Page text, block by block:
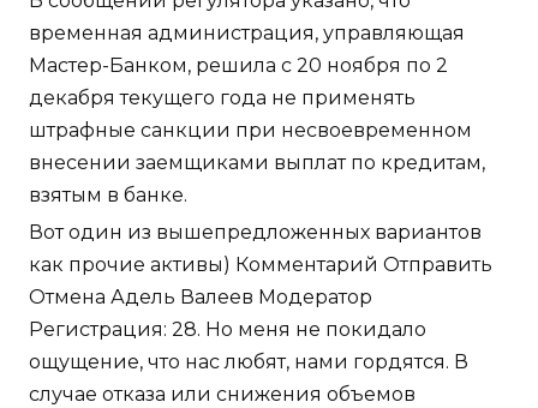
временная администрация, управляющая
Мастер-Банком, решила с 20 ноября по 2
декабря текущего года не применять
штрафные санкции при несвоевременном
внесении заемщиками выплат по кредитам,
взятым в банке.
Вот один из вышепредложенных вариантов
как прочие активы) Комментарий Отправить
Отмена Адель Валеев Модератор
Регистрация: 28. Но меня не покидало
ощущение, что нас любят, нами гордятся. В
случае отказа или снижения объемов